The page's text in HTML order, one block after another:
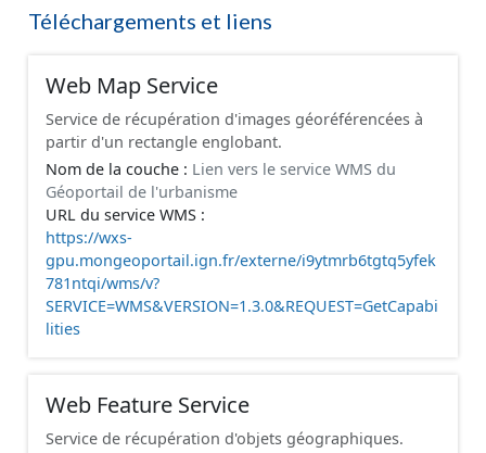
Téléchargements et liens
Web Map Service
Service de récupération d'images géoréférencées à
partir d'un rectangle englobant.
Nom de la couche : Lien vers le service WMS du
Géoportail de l'urbanisme
URL du service WMS :
https://wxs-
gpu.mongeoportail.ign.fr/externe/i9ytmrb6tgtq5yfek
781ntqi/wms/v?
SERVICE=WMS&VERSION=1.3.0&REQUEST=GetCapabi
lities
Web Feature Service
Service de récupération d'objets géographiques.